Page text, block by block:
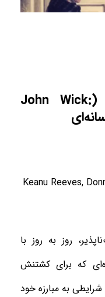
3) جان ویک: بخش ۴ (John Wick:
Keanu Reeves,
روز به روز با
که برای کشتنش‌
به مبارزه خود